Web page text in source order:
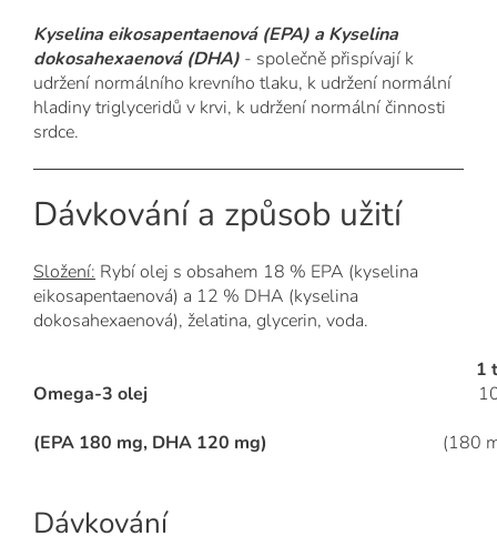
Kyselina eikosapentaenová (EPA) a Kyselina
dokosahexaenová (DHA) - společně přispívají k
udržení normálního krevního tlaku, k udržení normální
hladiny triglyceridů v krvi, k udržení normální činnosti
srdce.
Dávkování a způsob užití
Složení: Rybí olej s obsahem 18 % EPA (kyselina
eikosapentaenová) a 12 % DHA (kyselina
dokosahexaenová), želatina, glycerin, voda.
1
Omega-3 olej
(EPA 180 mg, DHA 120 mg)
(180
Dávkování